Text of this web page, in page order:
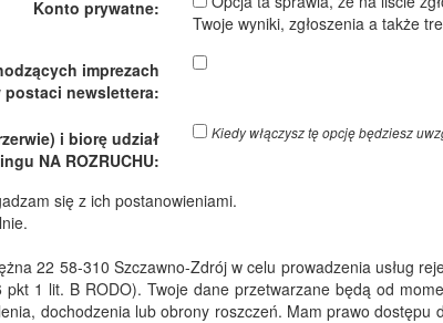
Konto prywatne:
Twoje wyniki, zgłoszenia a także
imprezach
newslettera:
i biorę udział
NA ROZRUCHU:
Kiedy włączysz tę opcję będziesz
się z ich postanowieniami.
22 58-310 Szczawno-Zdrój w celu prowadzenia usług
1 lit. B RODO). Twoje dane przetwarzane będą od
dochodzenia lub obrony roszczeń. Mam prawo